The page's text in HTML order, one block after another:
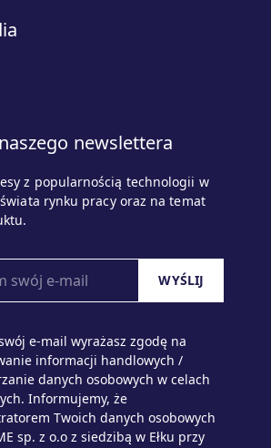
newslettera
z popularnością technologii w
rynku pracy oraz na temat
e-mail wyrażasz zgodę na
informacji handlowych /
danych osobowych w celach
Informujemy, że
Twoich danych osobowych
sp. z o.o z siedzibą w Ełku przy